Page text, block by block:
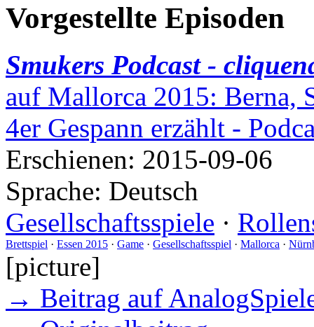
Vorgestellte Episoden
Smukers Podcast -
auf Mallorca 2015: Berna,
4er Gespann erzählt -
Erschienen: 2015-09-06
Sprache: Deutsch
Gesellschaftsspiele ·
Brettspiel · Essen 2015 · Game · Gesellschaftsspiel · Mallorca ·
[picture]
→ Beitrag auf